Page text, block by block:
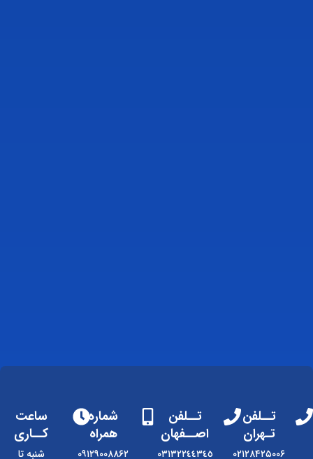
تــلفن
تـهران
۰۲۱۲۸۴۲۵۰۰۶
تــلفن
اصــفهان
٠٣١٣٢٢٤٤٣٤٥
شماره
همراه
۰۹۱۲۹۰۰۸۸۶۲
ساعت
کــاری
شنبه تا